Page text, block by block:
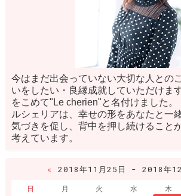
今はまだ出会っていない大切な人との
いをしたい・良縁成就していただけま
をこめて"Le cherien"と名付けました。
ルシェリアは、幸せの形をあなたと一
気づきを促し、背中を押し続けること
考えています。
« 2018年11月25日 - 2018年
日
月 火 水 木